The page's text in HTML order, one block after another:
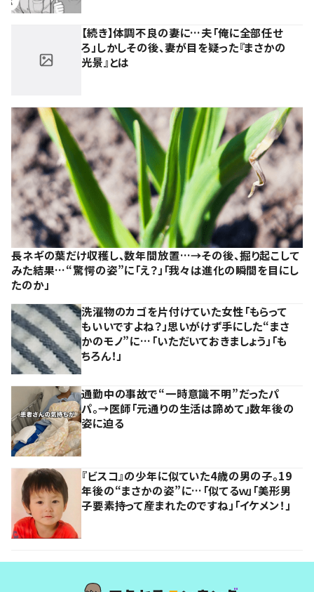
【続き】体調不良の妻に…夫「俺に全部任せ
ろ」しかしその後、妻が目を疑った『まさかの
光景』とは
長ネギの葉だけ収穫し、数年間放置…→その後、掘り起こして
みた結果…“驚愕の姿”に「え？」「我々は進化の瞬間を目にし
たのか」
洗濯物のカゴを片付けていた女性「もらって
もいいですよね？」思いがけず手にした“まさ
かのモノ”に…「いただいておきましょう」「も
ちろん！」
通勤中の事故で“一時意識不明”だったパ
パ。→医師「元通りの生活は諦めて」数年後の
姿に迫る
『ビスコ』の少年に似ていた4歳の男の子。19
年後の“まさかの姿”に…「似てるｗ」「美形男
子要素持って産まれたのですね」「イケメン！」